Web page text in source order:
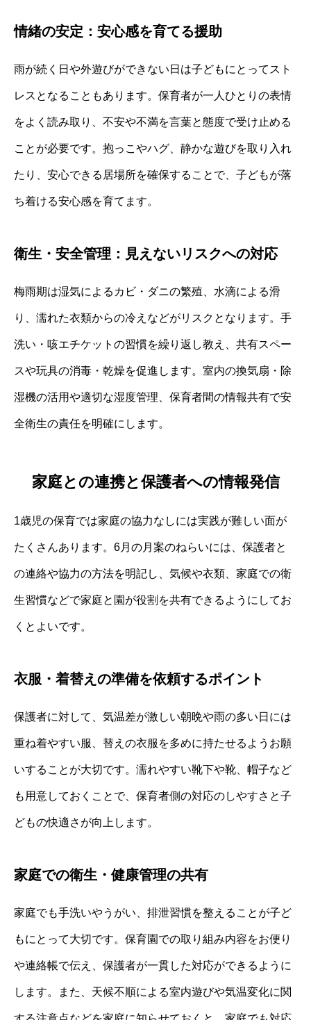
情緒の安定：安心感を育てる援助
雨が続く日や外遊びができない日は子どもにとってスト
レスとなることもあります。保育者が一人ひとりの表情
をよく読み取り、不安や不満を言葉と態度で受け止める
ことが必要です。抱っこやハグ、静かな遊びを取り入れ
たり、安心できる居場所を確保することで、子どもが落
ち着ける安心感を育てます。
衛生・安全管理：見えないリスクへの対応
梅雨期は湿気によるカビ・ダニの繁殖、水滴による滑
り、濡れた衣類からの冷えなどがリスクとなります。手
洗い・咳エチケットの習慣を繰り返し教え、共有スペー
スや玩具の消毒・乾燥を促進します。室内の換気扇・除
湿機の活用や適切な湿度管理、保育者間の情報共有で安
全衛生の責任を明確にします。
家庭との連携と保護者への情報発信
1歳児の保育では家庭の協力なしには実践が難しい面が
たくさんあります。6月の月案のねらいには、保護者と
の連絡や協力の方法を明記し、気候や衣類、家庭での衛
生習慣などで家庭と園が役割を共有できるようにしてお
くとよいです。
衣服・着替えの準備を依頼するポイント
保護者に対して、気温差が激しい朝晩や雨の多い日には
重ね着やすい服、替えの衣服を多めに持たせるようお願
いすることが大切です。濡れやすい靴下や靴、帽子など
も用意しておくことで、保育者側の対応のしやすさと子
どもの快適さが向上します。
家庭での衛生・健康管理の共有
家庭でも手洗いやうがい、排泄習慣を整えることが子ど
もにとって大切です。保育園での取り組み内容をお便り
や連絡帳で伝え、保護者が一貫した対応ができるように
します。また、天候不順による室内遊びや気温変化に関